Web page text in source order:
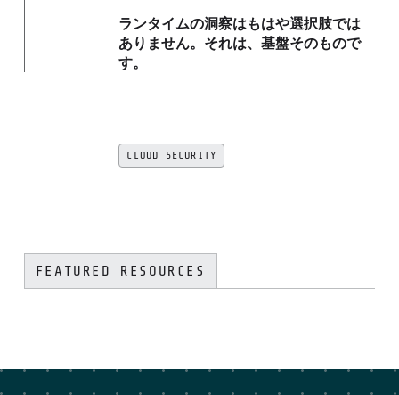
ランタイムの洞察はもはや選択肢では
ありません。それは、基盤そのもので
す。
CLOUD SECURITY
FEATURED RESOURCES